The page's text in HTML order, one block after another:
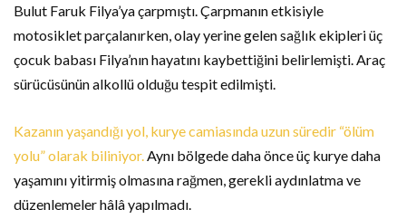
Bulut Faruk Filya’ya çarpmıştı. Çarpmanın etkisiyle
motosiklet parçalanırken, olay yerine gelen sağlık ekipleri üç
çocuk babası Filya’nın hayatını kaybettiğini belirlemişti. Araç
sürücüsünün alkollü olduğu tespit edilmişti.
Kazanın yaşandığı yol, kurye camiasında uzun süredir “ölüm
yolu” olarak biliniyor. Aynı bölgede daha önce üç kurye daha
yaşamını yitirmiş olmasına rağmen, gerekli aydınlatma ve
düzenlemeler hâlâ yapılmadı.